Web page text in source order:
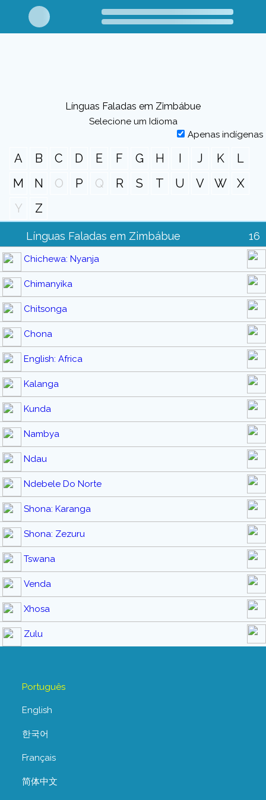
Línguas Faladas em Zimbábue
Selecione um Idioma
Apenas indígenas
A B C D E F G H I J K
L
M
N O P Q R S T U V W
X
Y
Z
Línguas Faladas em Zimbábue 16
Chichewa: Nyanja
Chimanyika
Chitsonga
Chona
English: Africa
Kalanga
Kunda
Nambya
Ndau
Ndebele Do Norte
Shona: Karanga
Shona: Zezuru
Tswana
Venda
Xhosa
Zulu
Português
English
한국어
Français
简体中文